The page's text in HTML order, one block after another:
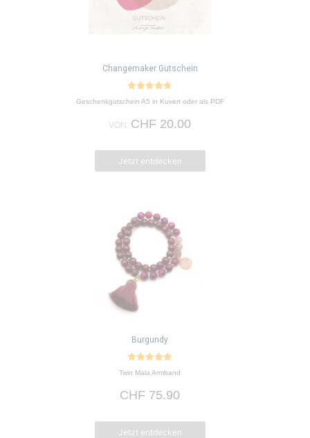
Changemaker Gutschein
4.77
von 5
Geschenkgutschein A5 in Kuvert oder als PDF
VON: CHF 20.00
Jetzt entdecken
Burgundy
5.00
von 5
Twin Mala Armband
CHF 75.90
Jetzt entdecken